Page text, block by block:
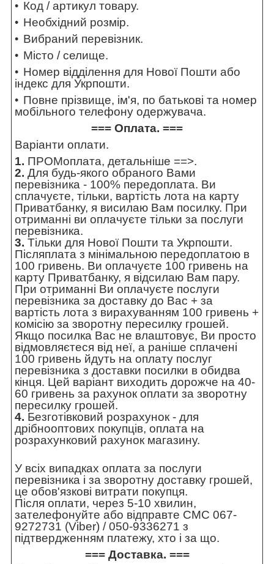
Код / артикул товару.
Необхідний розмір.
Вибраний перевізник.
Місто / селище.
Номер відділення для Нової Пошти або
індекс для Укрпошти.
Повне прізвище, ім'я, по батькові та номер
мобільного телефону одержувача.
=== Оплата. ===
Варіанти оплати.
1. ПРОМоплата, детальніше ==>.
2. Для будь-якого обраного Вами
перевізника - 100% передоплата. Ви
сплачуєте, тільки, вартість лота на карту
Приватбанку, я висилаю Вам посилку. При
отриманні ви оплачуєте тільки за послуги
перевізника.
3. Тільки для Нової Пошти та Укрпошти.
Післяплата з мінімальною передоплатою в
100 гривень. Ви оплачуєте 100 гривень на
карту Приватбанку, я відсилаю Вам пару.
При отриманні Ви оплачуєте послуги
перевізника за доставку до Вас + за
вартість лота з вирахуванням 100 гривень +
комісію за зворотну пересилку грошей.
Якщо посилка Вас не влаштовує, Ви просто
відмовляєтеся від неї, а раніше сплачені
100 гривень йдуть на оплату послуг
перевізника з доставки посилки в обидва
кінця. Цей варіант виходить дорожче на 40-
60 гривень за рахунок оплати за зворотну
пересилку грошей.
4. Безготівковий розрахунок - для
дрібнооптових покупців, оплата на
розрахунковий рахунок магазину.
У всіх випадках оплата за послуги
перевізника і за зворотну доставку грошей,
це обов'язкові витрати покупця.
Після оплати, через 5-10 хвилин,
зателефонуйте або відправте СМС 067-
9272731 (Viber) / 050-9336271 з
підтвердженням платежу, хто і за що.
=== Доставка. ===